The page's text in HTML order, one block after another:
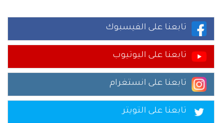
تابعنا على الفيسبوك
تابعنا على اليوتيوب
تابعنا على انستغرام
تابعنا على التويتر